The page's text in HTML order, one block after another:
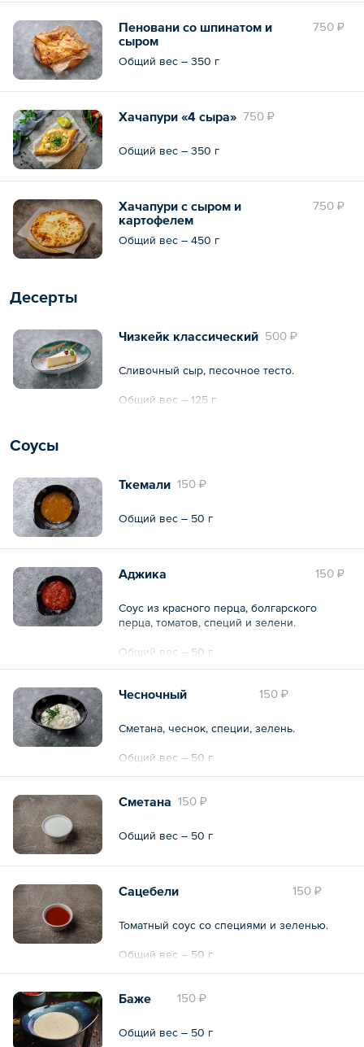
750 ₽
Пеновани со шпинатом и
сыром
Общий вес – 350 г
750 ₽
Хачапури «4 сыра»
Общий вес – 350 г
750 ₽
Хачапури с сыром и
картофелем
Общий вес – 450 г
Десерты
500 ₽
Чизкейк классический
Сливочный сыр, песочное тесто.
Общий вес – 125 г
Соусы
150 ₽
Ткемали
Общий вес – 50 г
150 ₽
Аджика
Соус из красного перца, болгарского
перца, томатов, специй и зелени.
Общий вес – 50 г
150 ₽
Чесночный
Сметана, чеснок, специи, зелень.
Общий вес – 50 г
150 ₽
Сметана
Общий вес – 50 г
150 ₽
Сацебели
Томатный соус со специями и зеленью.
Общий вес – 50 г
150 ₽
Баже
Общий вес – 50 г